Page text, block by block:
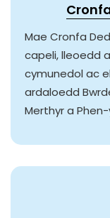
Mae Cronfa
capeli, lleoedd
cymunedol ac
ardaloedd
Merthyr a